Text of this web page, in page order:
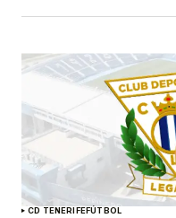
CD TENERIFEFÚTBOL